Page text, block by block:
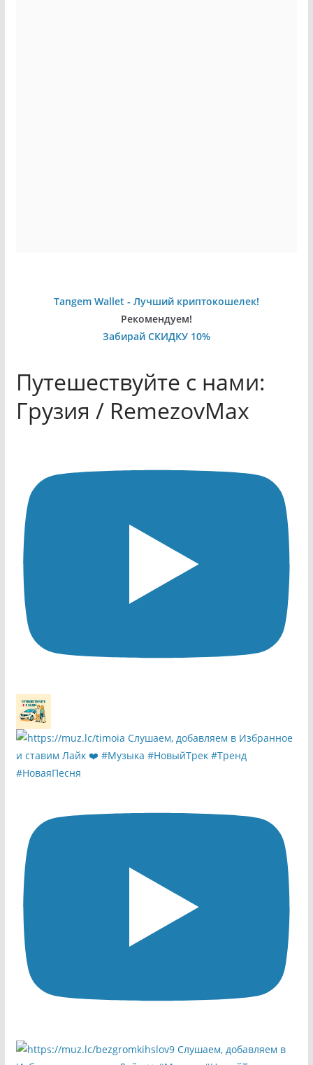
Tangem Wallet - Лучший криптокошелек!
Рекомендуем!
Забирай СКИДКУ 10%
Путешествуйте с нами:
Грузия / RemezovMax